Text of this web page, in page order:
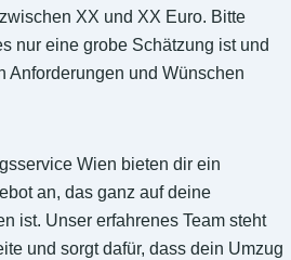
XX und XX Euro. Bitte
nur eine grobe Schätzung ist und
Anforderungen und Wünschen
Wien bieten dir ein
an, das ganz auf deine
ist. Unser erfahrenes Team steht
und sorgt dafür, dass dein Umzug